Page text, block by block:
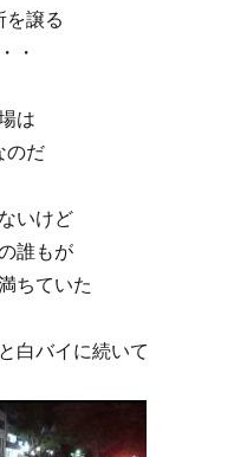
を譲る
・
は
のだ
いけど
誰もが
ちていた
白バイに続いて